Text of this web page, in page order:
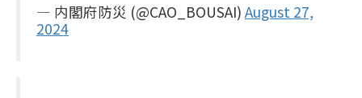
— 内閣府防災 (@CAO_BOUSAI) August 27,
2024